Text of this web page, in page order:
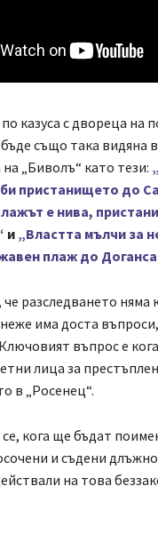
казуса с двореца на
също така видяна в
„Биволъ“ като тези:
пристанището до
е нива,
и „Властта мълчи за
плаж до
че разследването няма
има доста
въпрос е
лица за
в „Росенец“.
кога ще бъдат
и съдени
на това